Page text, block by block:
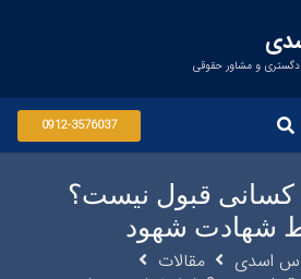
و مشاور حقوقی
0912-3576037
قبول نیست؟
شهادت شهود
اسدی
مقالات